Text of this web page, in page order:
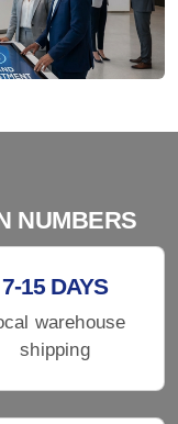
NUMBERS
7-15 DAYS
warehouse
shipping